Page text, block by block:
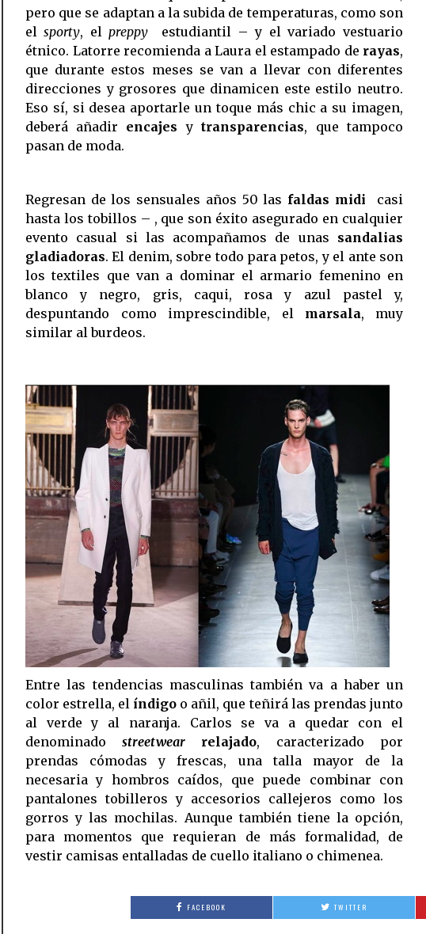
pero que se adaptan a la subida de temperaturas, como son
el sporty, el preppy  estudiantil – y el variado vestuario
étnico. Latorre recomienda a Laura el estampado de rayas,
que durante estos meses se van a llevar con diferentes
direcciones y grosores que dinamicen este estilo neutro.
Eso sí, si desea aportarle un toque más chic a su imagen,
deberá añadir encajes y transparencias, que tampoco
pasan de moda.
Regresan de los sensuales años 50 las faldas midi  casi
hasta los tobillos – , que son éxito asegurado en cualquier
evento casual si las acompañamos de unas sandalias
gladiadoras. El denim, sobre todo para petos, y el ante son
los textiles que van a dominar el armario femenino en
blanco y negro, gris, caqui, rosa y azul pastel y,
despuntando como imprescindible, el marsala, muy
similar al burdeos.
Entre las tendencias masculinas también va a haber un
color estrella, el índigo o añil, que teñirá las prendas junto
al verde y al naranja. Carlos se va a quedar con el
denominado streetwear relajado, caracterizado por
prendas cómodas y frescas, una talla mayor de la
necesaria y hombros caídos, que puede combinar con
pantalones tobilleros y accesorios callejeros como los
gorros y las mochilas. Aunque también tiene la opción,
para momentos que requieran de más formalidad, de
vestir camisas entalladas de cuello italiano o chimenea.
FACEBOOK TWITTER